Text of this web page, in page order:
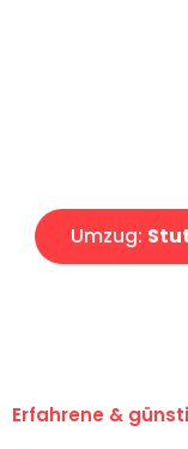
Umzug:
Erfahrene &